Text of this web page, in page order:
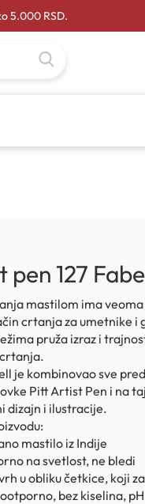
5.000 RSD.
pen 127
mastilom ima
crtanja za umetnike i
pruža izraz i
je kombinovao sve
Pitt Artist Pen i na
dizajn i ilustracije.
mastilo iz Indije
na svetlost, ne bledi
u obliku četkice, koji
bez kiselina,